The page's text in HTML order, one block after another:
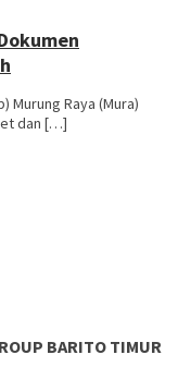
Murung Raya (Mura)
dan […]
BARITO TIMUR